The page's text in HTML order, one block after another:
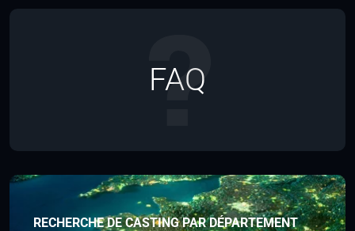
FAQ
RECHERCHE DE CASTING PAR DÉPARTEMENT